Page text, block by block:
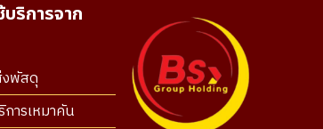
บริการจาก
งพัสดุ
การเหมาคัน